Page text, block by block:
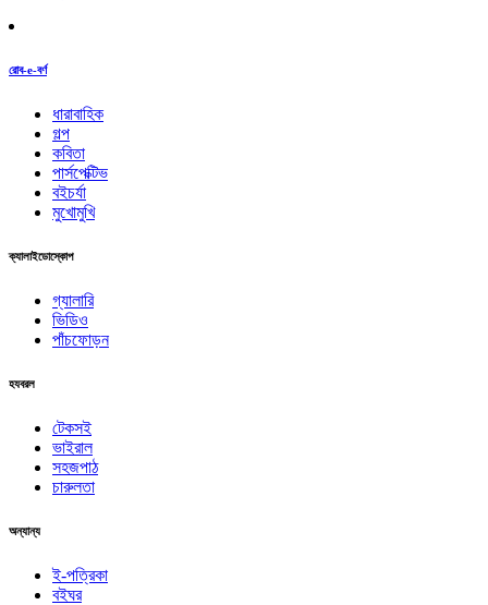
রোব-e-বর্ণ
ধারাবাহিক
গল্প
কবিতা
পার্সপেক্টিভ
বইচর্যা
মুখোমুখি
ক্যালাইডোস্কোপ
গ্যালারি
ভিডিও
পাঁচফোড়ন
হযবরল
টেকসই
ভাইরাল
সহজপাঠ
চারুলতা
অন্যান্য
ই-পত্রিকা
বইঘর